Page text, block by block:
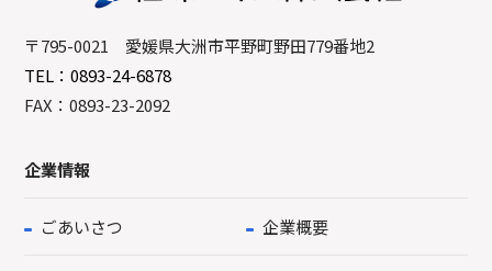
〒795-0021 愛媛県大洲市平野町野田779番地2
TEL：0893-24-6878
FAX：0893-23-2092
企業情報
ごあいさつ 企業概要